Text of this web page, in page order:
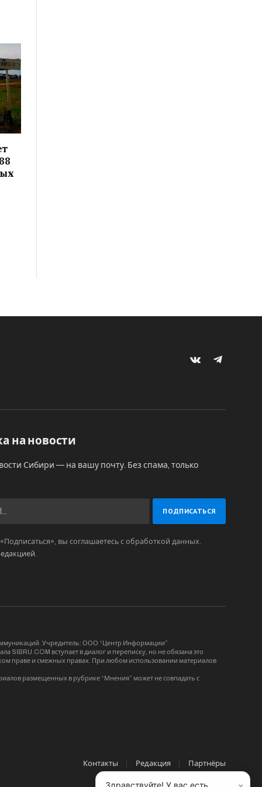
VKontakteTelegram
на новости
Сибири — на вашу почту. Без спама, только
вы соглашаетесь с обработкой данных.
.
Учредитель: ООО “Центр Информации”
SIBRU.COM вступает в диалог и переписку, но не обязана это
праве и смежных правах. При любом использовании материалов
размещенных в рубрике “Мнения” может не совпадать с
Контакты Редакция Партнёры
Здравствуйте! У вас есть